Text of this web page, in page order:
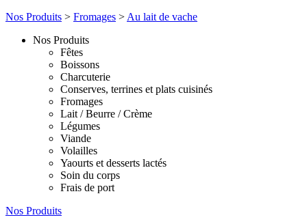
Nos Produits > Fromages > Au lait de vache
Nos Produits
Fêtes
Boissons
Charcuterie
Conserves, terrines et plats cuisinés
Fromages
Lait / Beurre / Crème
Légumes
Viande
Volailles
Yaourts et desserts lactés
Soin du corps
Frais de port
Nos Produits